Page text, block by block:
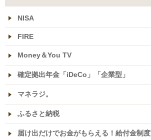
NISA
FIRE
Money＆You TV
確定拠出年金「iDeCo」「企業型」
マネラジ。
ふるさと納税
届け出だけでお金がもらえる！給付金制度